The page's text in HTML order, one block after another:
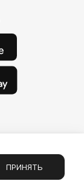
ПРИНЯТЬ